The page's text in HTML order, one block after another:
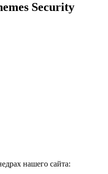
Security
нашего сайта: